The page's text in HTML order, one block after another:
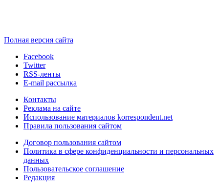
Полная версия сайта
Facebook
Twitter
RSS-ленты
E-mail рассылка
Контакты
Реклама на сайте
Использование материалов korrespondent.net
Правила пользования сайтом
Договор пользования сайтом
Политика в сфере конфиденциальности и персональных
данных
Пользовательское соглашение
Редакция